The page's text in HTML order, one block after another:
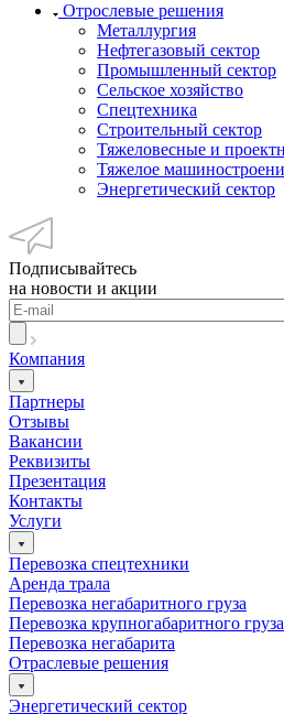
Отрослевые решения
Металлургия
Нефтегазовый сектор
Промышленный сектор
Сельское хозяйство
Спецтехника
Строительный сектор
Тяжеловесные и
Тяжелое
Энергетический сектор
Подписывайтесь
на новости и акции
Компания
Партнеры
Отзывы
Вакансии
Реквизиты
Презентация
Контакты
Услуги
Перевозка спецтехники
Аренда трала
Перевозка негабаритного груза
Перевозка крупногабаритного груза
Перевозка негабарита
Отраслевые решения
Энергетический сектор